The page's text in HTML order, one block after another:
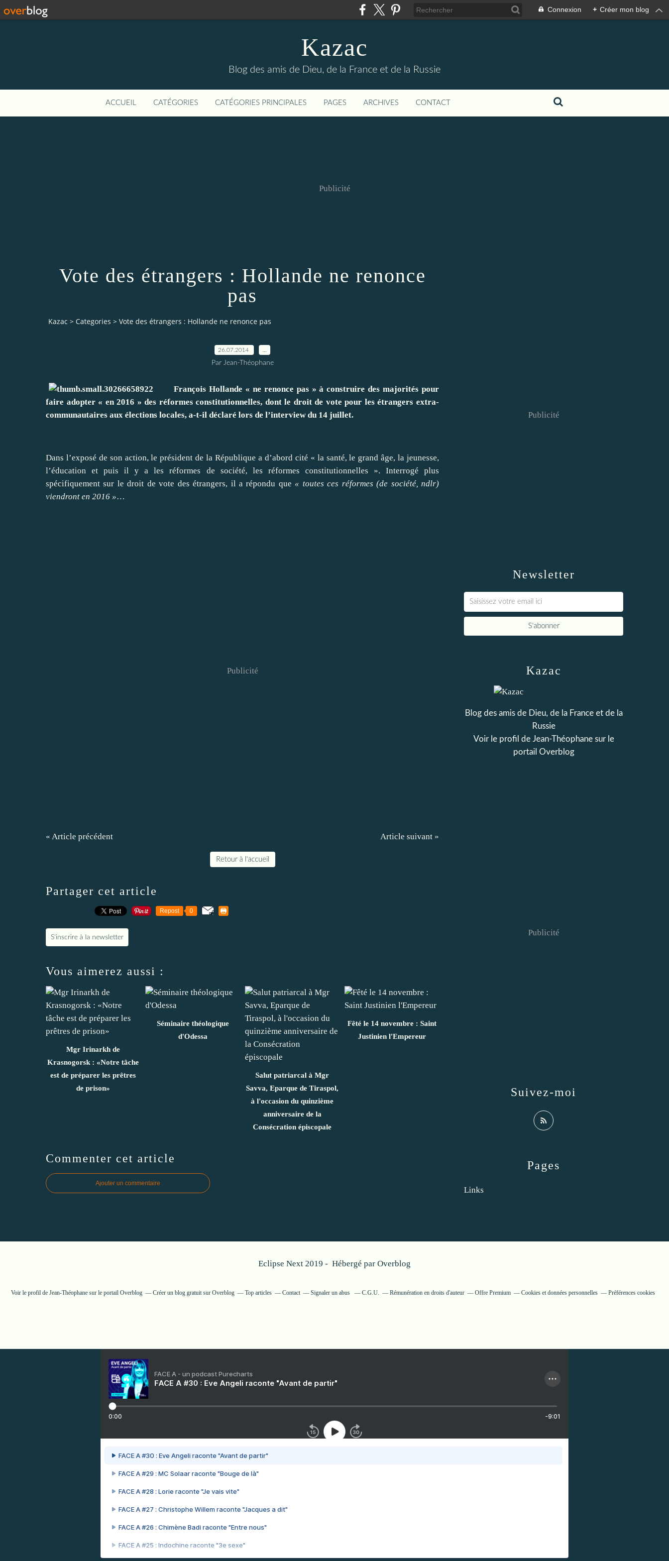
Connexion + Créer mon blog
Kazac
Blog des amis de Dieu, de la France et de la Russie
ACCUEIL CATÉGORIES CATÉGORIES PRINCIPALES PAGES ARCHIVES CONTACT
Publicité
Vote des étrangers : Hollande ne renonce
pas
Kazac > Categories > Vote des étrangers : Hollande ne renonce pas
26.07.2014
Par Jean-Théophane
François Hollande « ne renonce pas » à construire des majorités pour
faire adopter « en 2016 » des réformes constitutionnelles, dont le droit de vote pour les étrangers extra-
communautaires aux élections locales, a-t-il déclaré lors de l’interview du 14 juillet.
Dans l’exposé de son action, le président de la République a d’abord cité « la santé, le grand âge, la jeunesse,
l’éducation et puis il y a les réformes de société, les réformes constitutionnelles ». Interrogé plus
spécifiquementsur le droit de vote des étrangers, il a répondu que « toutes ces réformes (de société, ndlr)
viendront en 2016 »…
Publicité
« Article précédent Article suivant »
Retour à l'accueil
Partager cet article
Repost 0
S'inscrire à la newsletter
Vous aimerez aussi :
Mgr Irinarkh de
Krasnogorsk : «Notre tâche
est de préparer les prêtres
de prison»
Séminaire théologique
d'Odessa
Salut patriarcal à Mgr
Savva, Eparque de Tiraspol,
à l'occasion du quinzième
anniversaire de la
Consécration épiscopale
Fêté le 14 novembre : Saint
Justinien l'Empereur
Commenter cet article
Ajouter un commentaire
Newsletter
Publicité
Pages
Links
Kazac
Blog des amis de Dieu, de la France et de la
Russie
Voir le profil de Jean-Théophanesur le
portail Overblog
Suivez-moi
Publicité
Eclipse Next 2019 - Hébergé par Overblog
Voir le profil de Jean-Théophane sur le portail Overblog Créer un blog gratuit sur Overblog Top articles Contact Signaler un abus C.G.U. Rémunération en droits d'auteur Offre Premium Cookies et données personnelles Préférences cookies
FACE A - un podcast Purecharts
FACE A #30 : Eve Angeli raconte "Avant de partir"
0:00 -9:01
FACE A #30 : Eve Angeli raconte "Avant de partir"
FACE A #29 : MC Solaar raconte "Bouge de là"
FACE A #28 : Lorie raconte "Je vais vite"
FACE A #27 : Christophe Willem raconte "Jacques a dit"
FACE A #26 : Chimène Badi raconte "Entre nous"
FACE A #25 : Indochine raconte "3e sexe"